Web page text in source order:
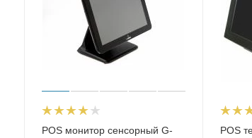
POS монитор сенсорный G-
POS